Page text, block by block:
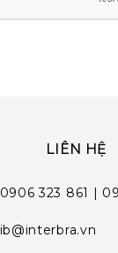
LIÊN HỆ
0906 323 861 |
ib@interbra.vn